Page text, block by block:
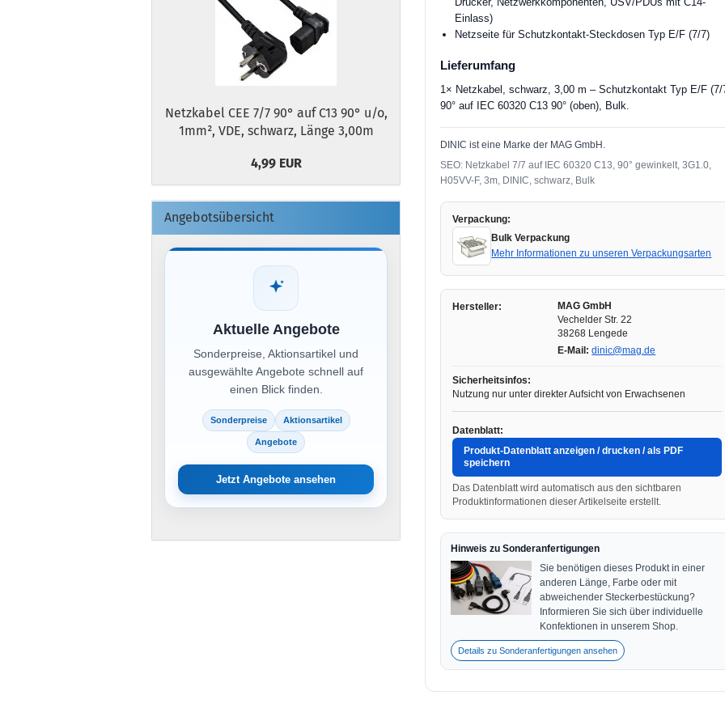
Einlass)
Netzseite für Schutzkontakt-Steckdosen Typ E/F (7/7)
Lieferumfang
1× Netzkabel, schwarz, 3,00 m – Schutzkontakt Typ E/F (7/
90° auf IEC 60320 C13 90° (oben), Bulk.
DINIC ist eine Marke der MAG GmbH.
SEO: Netzkabel 7/7 auf IEC 60320 C13, 90° gewinkelt, 3G1.0,
H05VV-F, 3m, DINIC, schwarz, Bulk
Verpackung:
Bulk Verpackung
Mehr Informationen zu unseren Verpackungsarten
Hersteller:
MAG GmbH
Vechelder Str. 22
38268 Lengede
E-Mail: dinic@mag.de
Sicherheitsinfos:
Nutzung nur unter direkter Aufsicht von Erwachsenen
Datenblatt:
Produkt-Datenblatt anzeigen / drucken / als PDF
speichern
Das Datenblatt wird automatisch aus den sichtbaren
Produktinformationen dieser Artikelseite erstellt.
Hinweis zu Sonderanfertigungen
Sie benötigen dieses Produkt in einer
anderen Länge, Farbe oder mit
abweichender Steckerbestückung?
Informieren Sie sich über individuelle
Konfektionen in unserem Shop.
Details zu Sonderanfertigungen ansehen
Netzkabel CEE 7/7 90° auf C13 90° u/o,
1mm², VDE, schwarz, Länge 3,00m
4,99 EUR
Angebotsübersicht
Aktuelle Angebote
Sonderpreise, Aktionsartikel und
ausgewählte Angebote schnell auf
einen Blick finden.
Sonderpreise Aktionsartikel
Angebote
Jetzt Angebote ansehen